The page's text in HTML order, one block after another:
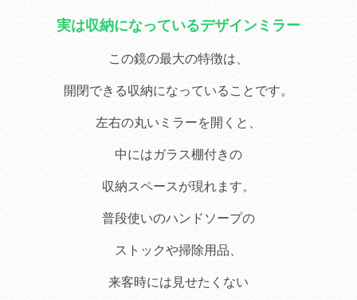
実は収納になっているデザインミラー
この鏡の最大の特徴は、
開閉できる収納になっていることです。
左右の丸いミラーを開くと、
中にはガラス棚付きの
収納スペースが現れます。
普段使いのハンドソープの
ストックや掃除用品、
来客時には見せたくない